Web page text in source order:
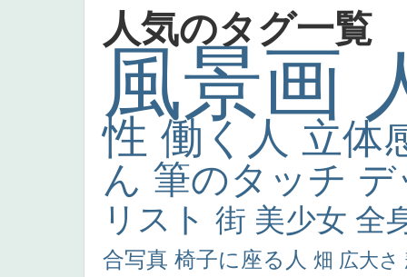
人気のタグ一覧
風景画
性 働く人 立体
ん 筆のタッチ
リスト 街 美少女 全
合写真 椅子に座る人 畑 広大さ